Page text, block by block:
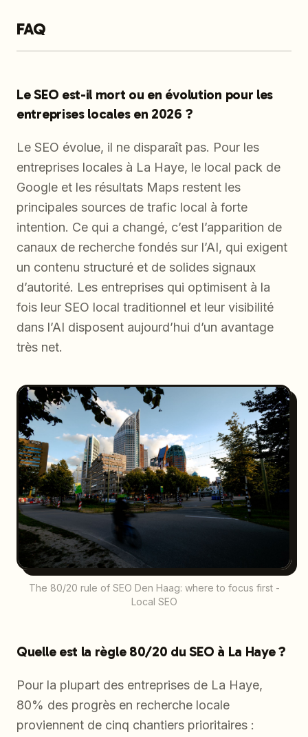
FAQ
Le SEO est-il mort ou en évolution pour les
entreprises locales en 2026 ?
Le SEO évolue, il ne disparaît pas. Pour les
entreprises locales à La Haye, le local pack de
Google et les résultats Maps restent les
principales sources de trafic local à forte
intention. Ce qui a changé, c’est l’apparition de
canaux de recherche fondés sur l’AI, qui exigent
un contenu structuré et de solides signaux
d’autorité. Les entreprises qui optimisent à la
fois leur SEO local traditionnel et leur visibilité
dans l’AI disposent aujourd’hui d’un avantage
très net.
The 80/20 rule of SEO Den Haag: where to focus first -
Local SEO
Quelle est la règle 80/20 du SEO à La Haye ?
Pour la plupart des entreprises de La Haye,
80% des progrès en recherche locale
proviennent de cinq chantiers prioritaires :